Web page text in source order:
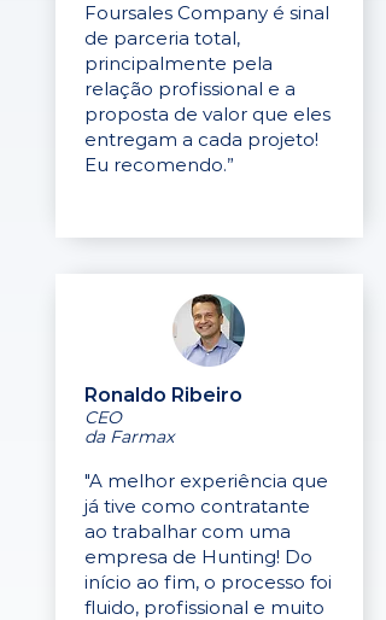
Foursales Company é sinal
de parceria total,
principalmente pela
relação profissional e a
proposta de valor que eles
entregam a cada projeto!
Eu recomendo.”
Ronaldo Ribeiro
CEO
da Farmax
"A melhor experiência que
já tive como contratante
ao trabalhar com uma
empresa de Hunting! Do
início ao fim, o processo foi
fluido, profissional e muito